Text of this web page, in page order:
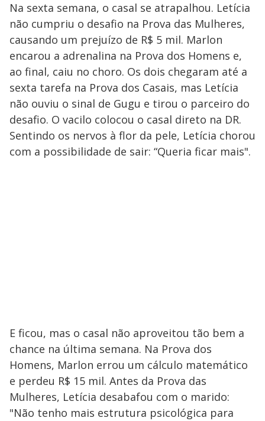
Na sexta semana, o casal se atrapalhou. Letícia
não cumpriu o desafio na Prova das Mulheres,
causando um prejuízo de R$ 5 mil. Marlon
encarou a adrenalina na Prova dos Homens e,
ao final, caiu no choro. Os dois chegaram até a
sexta tarefa na Prova dos Casais, mas Letícia
não ouviu o sinal de Gugu e tirou o parceiro do
desafio. O vacilo colocou o casal direto na DR.
Sentindo os nervos à flor da pele, Letícia chorou
com a possibilidade de sair: “Queria ficar mais".
E ficou, mas o casal não aproveitou tão bem a
chance na última semana. Na Prova dos
Homens, Marlon errou um cálculo matemático
e perdeu R$ 15 mil. Antes da Prova das
Mulheres, Letícia desabafou com o marido:
"Não tenho mais estrutura psicológica para